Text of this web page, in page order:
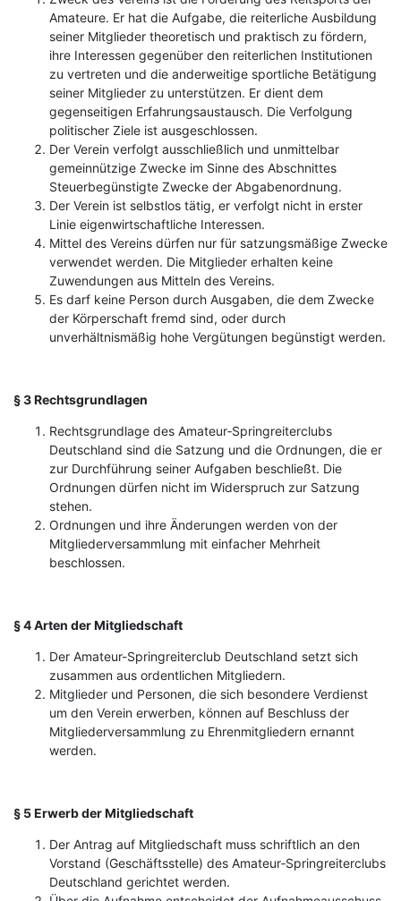
Amateure. Er hat die Aufgabe, die reiterliche Ausbildung
seiner Mitglieder theoretisch und praktisch zu fördern,
ihre Interessen gegenüber den reiterlichen Institutionen
zu vertreten und die anderweitige sportliche Betätigung
seiner Mitglieder zu unterstützen. Er dient dem
gegenseitigen Erfahrungsaustausch. Die Verfolgung
politischer Ziele ist ausgeschlossen.
Der Verein verfolgt ausschließlich und unmittelbar
gemeinnützige Zwecke im Sinne des Abschnittes
Steuerbegünstigte Zwecke der Abgabenordnung.
Der Verein ist selbstlos tätig, er verfolgt nicht in erster
Linie eigenwirtschaftliche Interessen.
Mittel des Vereins dürfen nur für satzungsmäßige Zwecke
verwendet werden. Die Mitglieder erhalten keine
Zuwendungen aus Mitteln des Vereins.
Es darf keine Person durch Ausgaben, die dem Zwecke
der Körperschaft fremd sind, oder durch
unverhältnismäßig hohe Vergütungen begünstigt werden.
§ 3 Rechtsgrundlagen
Rechtsgrundlage des Amateur‑Springreiterclubs
Deutschland sind die Satzung und die Ordnungen, die er
zur Durchführung seiner Aufgaben beschließt. Die
Ordnungen dürfen nicht im Widerspruch zur Satzung
stehen.
Ordnungen und ihre Änderungen werden von der
Mitgliederversammlung mit einfacher Mehrheit
beschlossen.
§ 4 Arten der Mitgliedschaft
Der Amateur-Springreiterclub Deutschland setzt sich
zusammen aus ordentlichen Mitgliedern.
Mitglieder und Personen, die sich besondere Verdienst
um den Verein erwerben, können auf Beschluss der
Mitgliederversammlung zu Ehrenmitgliedern ernannt
werden.
§ 5 Erwerb der Mitgliedschaft
Der Antrag auf Mitgliedschaft muss schriftlich an den
Vorstand (Geschäftsstelle) des Amateur‑Springreiterclubs
Deutschland gerichtet werden.